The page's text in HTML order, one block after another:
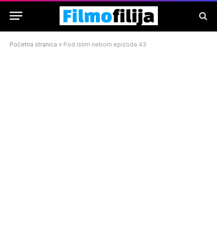
Početna stranica » Pod istim nebom epizoda 43